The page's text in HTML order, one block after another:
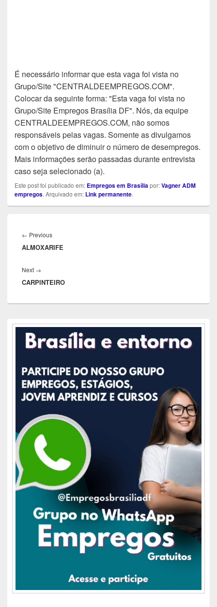
É necessário informar que esta vaga foi vista no
Grupo/Site "CENTRALDEEMPREGOS.COM".
Colocar da seguinte forma: "Esta vaga foi vista no
Grupo/Site Empregos Brasília DF". Nós, da equipe
CENTRALDEEMPREGOS.COM, não somos
responsáveis pelas vagas. Somente as divulgamos
com o objetivo de diminuir o número de desempregos.
Mais informações serão passadas durante entrevista
caso seja selecionado (a).
Este post foi publicado em: Empregos em Brasíliapor:Vagner ADM
empregos. Arquivado em: Link permanente.
de
Post
← PreviousPrevious
post:
ALMOXARIFE
Next →
post:
CARPINTEIRO
Área